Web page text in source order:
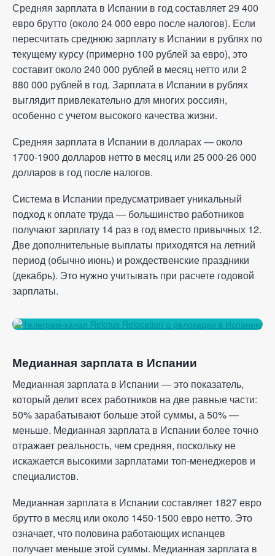
Средняя зарплата в Испании в год составляет 29 400
евро брутто (около 24 000 евро после налогов). Если
пересчитать среднюю зарплату в Испании в рублях по
текущему курсу (примерно 100 рублей за евро), это
составит около 240 000 рублей в месяц нетто или 2
880 000 рублей в год. Зарплата в Испании в рублях
выглядит привлекательно для многих россиян,
особенно с учетом высокого качества жизни.
Средняя зарплата в Испании в долларах — около
1700-1900 долларов нетто в месяц или 25 000-26 000
долларов в год после налогов.
Система в Испании предусматривает уникальный
подход к оплате труда — большинство работников
получают зарплату 14 раз в год вместо привычных 12.
Две дополнительные выплаты приходятся на летний
период (обычно июнь) и рождественские праздники
(декабрь). Это нужно учитывать при расчете годовой
зарплаты.
Медианная зарплата в Испании
Медианная зарплата в Испании — это показатель,
который делит всех работников на две равные части:
50% зарабатывают больше этой суммы, а 50% —
меньше. Медианная зарплата в Испании более точно
отражает реальность, чем средняя, поскольку не
искажается высокими зарплатами топ-менеджеров и
специалистов.
Медианная зарплата в Испании составляет 1827 евро
брутто в месяц или около 1450-1500 евро нетто. Это
означает, что половина работающих испанцев
получает меньше этой суммы. Медианная зарплата в